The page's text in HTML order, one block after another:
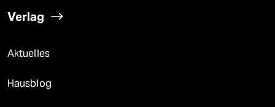
Verlag
Aktuelles
Hausblog